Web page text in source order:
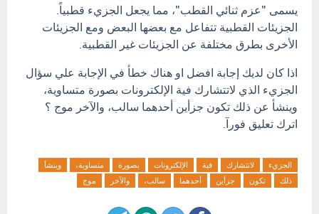
يسمى "عزم ثنائي القطب"، مما يجعل الجزيء قطبياً.
الجزيئات القطبية تتفاعل مع بعضها البعض ومع الجزيئات
الأخرى بطرق مختلفة عن الجزيئات غير القطبية.
اذا كان لديك إجابة افضل او هناك خطأ في الإجابة علي سؤال
الجزيء الذي لاتتشارك فية الإلكترونات بصورة متساوية،
وينشأ عن ذلك تكون جزأين أحدهما سالب، والآخر موج ؟
اترك تعليق فورآ.
الجزيء لاتتشارك فية الإلكترونات بصورة متساوية،
وينشأ
ذلك
تكون جزأين أحدهما سالب، والآخر موج